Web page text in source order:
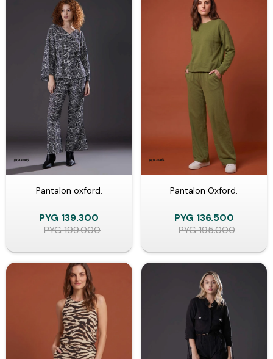
Pantalon oxford.
PYG 139.300
PYG199.000
Pantalon Oxford.
PYG 136.500
PYG195.000